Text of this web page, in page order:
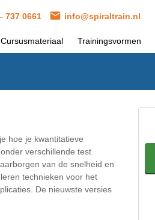
737 0661 info@spiraltrain.nl
Cursusmateriaal Trainingsvormen
hoe je kwantitatieve
verschillende test
van de snelheid en
technieken voor het
De nieuwste versies